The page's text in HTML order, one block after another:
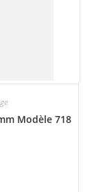
Modèle 718